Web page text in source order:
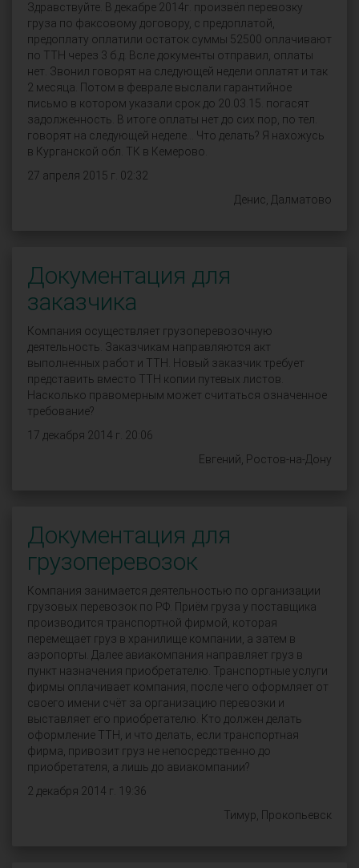
Здравствуйте. В декабре 2014г. произвёл перевозку
груза по факсовому договору, с предоплатой,
предоплату оплатили остаток суммы 52500 оплачивают
по ТТН через 3 б.д. Всле документы отправил, оплаты
нет. Звонил говорят на следующей недели оплатят и так
2 месяца. Потом в феврале выслали гарантийное
письмо в котором указали срок до 20.03.15. погасят
задолженность. В итоге оплаты нет до сих пор, по тел.
говорят на следующей неделе... Что делать? Я нахожусь
в Курганской обл. ТК в Кемерово.
27 апреля 2015 г. 02:32
Денис, Далматово
Документация для
заказчика
Компания осуществляет грузоперевозочную
деятельность. Заказчикам направляются акт
выполненных работ и ТТН. Новый заказчик требует
представить вместо ТТН копии путевых листов.
Насколько правомерным может считаться означенное
требование?
17 декабря 2014 г. 20:06
Евгений, Ростов-на-Дону
Документация для
грузоперевозок
Компания занимается деятельностью по организации
грузовых перевозок по РФ. Приём груза у поставщика
производится транспортной фирмой, которая
перемещает груз в хранилище компании, а затем в
аэропорты. Далее авиакомпания направляет груз в
пункт назначения приобретателю. Транспортные услуги
фирмы оплачивает компания, после чего оформляет от
своего имени счёт за организацию перевозки и
выставляет его приобретателю. Кто должен делать
оформление ТТН, и что делать, если транспортная
фирма, привозит груз не непосредственно до
приобретателя, а лишь до авиакомпании?
2 декабря 2014 г. 19:36
Тимур, Прокопьевск